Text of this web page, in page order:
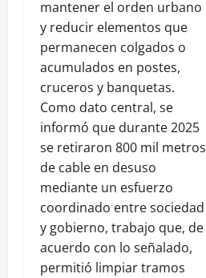
mantener el orden urbano
y reducir elementos que
permanecen colgados o
acumulados en postes,
cruceros y banquetas.
Como dato central, se
informó que durante 2025
se retiraron 800 mil metros
de cable en desuso
mediante un esfuerzo
coordinado entre sociedad
y gobierno, trabajo que, de
acuerdo con lo señalado,
permitió limpiar tramos